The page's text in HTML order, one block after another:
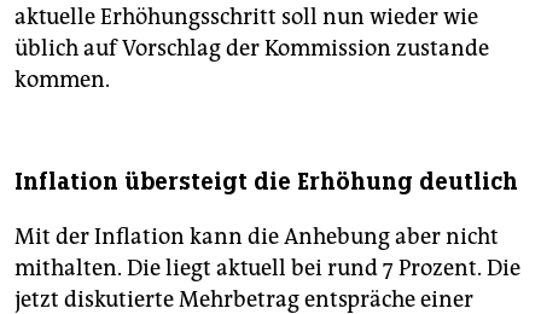
aktuelle Erhöhungsschritt soll nun wieder wie
üblich auf Vorschlag der Kommission zustande
kommen.
Inflation übersteigt die Erhöhung deutlich
Mit der Inflation kann die Anhebung aber nicht
mithalten. Die liegt aktuell bei rund 7 Prozent. Die
jetzt diskutierte Mehrbetrag entspräche einer